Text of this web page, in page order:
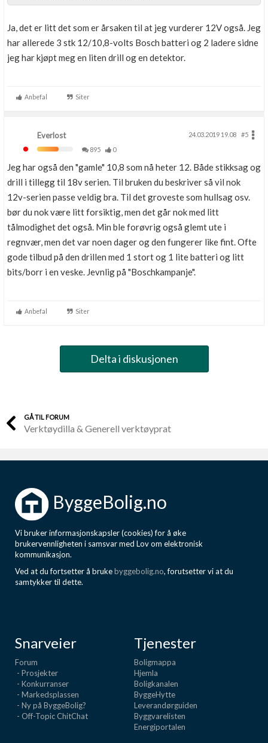
Ja, det er litt det som er årsaken til at jeg vurderer 12V også. Jeg
har allerede 3 stk 12/10,8-volts Bosch batteri og 2 ladere sidne
jeg har kjøpt meg en liten drill og en detektor.
Anbefal Siter
Everlost 24.03.2019 19.08
#5
895
0
Jeg har også den "gamle" 10,8 som nå heter 12. Både stikksag og
drill i tillegg til 18v serien. Til bruken du beskriver så vil nok
12v-serien passe veldig bra. Til det groveste som hullsag osv.
bør du nok være litt forsiktig, men det går nok med litt
tålmodighet det også. Min ble forøvrig også glemt ute i
regnvær, men det var noen dager og den fungerer like fint. Ofte
gode tilbud på den drillen med 1 stort og 1 lite batteri og litt
bits/borr i en veske. Jevnlig på "Boschkampanje".
Anbefal Siter
Delta i diskusjonen
GÅ TIL FORUM
Verktøydilla & Generell verktøyprat
ByggeBolig.no
Vi bruker informasjonskapsler (cookies) for å øke
brukervennligheten i samsvar med Lov om elektronisk
kommunikasjon.
Ved at du fortsetter å brukebyggebolig.no, forutsetter vi at du
samtykker til dette.
Snarveier
Forum
- Prosjekter
- Konkurranser
- Markedsplassen
- Ny på ByggeBolig?
- Off-Topic ChitChat
Tjenester
Boligmappa
Hjemla
Boligkanalen
ByggeHytte
Leverandørguiden
Byggvarelisten
Energiportalen